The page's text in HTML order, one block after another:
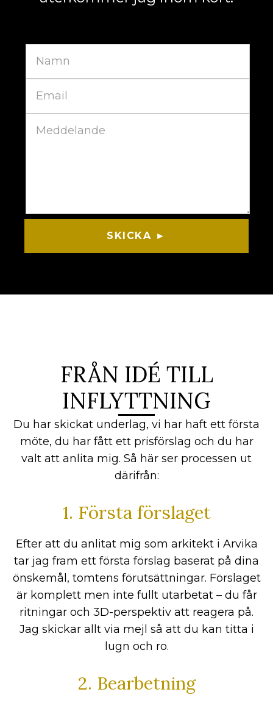
SKICKA ►
FRÅN IDÉ TILL
INFLYTTNING
Du har skickat underlag, vi har haft ett första
möte, du har fått ett prisförslag och du har
valt att anlita mig. Så här ser processen ut
därifrån:
1. Första förslaget
Efter att du anlitat mig som arkitekt i Arvika
tar jag fram ett första förslag baserat på dina
önskemål, tomtens förutsättningar. Förslaget
är komplett men inte fullt utarbetat – du får
ritningar och 3D-perspektiv att reagera på.
Jag skickar allt via mejl så att du kan titta i
lugn och ro.
2. Bearbetning